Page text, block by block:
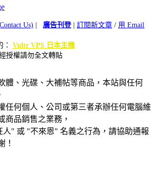
Us) 廣告刊登| 訂閱新文章 / 用 Email
： Vultr VPS 日本主機
授權請勿全文轉貼
體、光碟、大補帖等商品，本站與任何
任何個人、公司或第三者承辦任何電腦維
商品銷售之業務，
人" 或 "不來恩" 名義之行為，請協助通報
！